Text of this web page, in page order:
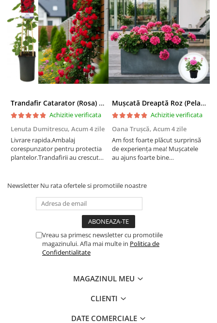
Trandafir Catarator (Rosa) Red Climber - 75cm
Achizitie verificata
Lenuta Dumitrescu, Acum 4 zile
Livrare rapida.Ambalaj
corespunzator pentru protectia
plantelor.Trandafirii au crescut
Mușcată Dreaptă Roz (Pelargonium Zonale)
Achizitie verificata
Oana Trușcă, Acum 4 zile
Am fost foarte plăcut surprinsă
de experiența mea! Mușcatele
au ajuns foarte bine
transportului. Se vede că au fost
Newsletter Nu rata ofertele si promotiile noastre
Vreau sa primesc newsletter cu promotiile
magazinului. Afla mai multe in Politica de
Confidentialitate
MAGAZINUL MEU
CLIENTI
DATE COMERCIALE